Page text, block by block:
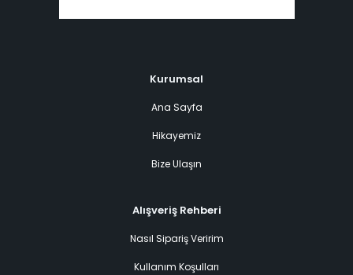
Kurumsal
Ana Sayfa
Hikayemiz
Bize Ulaşın
Alışveriş Rehberi
Nasıl Sipariş Veririm
Kullanım Koşulları